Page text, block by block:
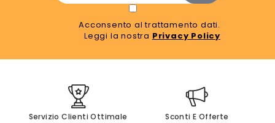
Acconsento al trattamento dati.
Leggi la nostra Privacy Policy
Servizio Clienti Ottimale Sconti E Offerte